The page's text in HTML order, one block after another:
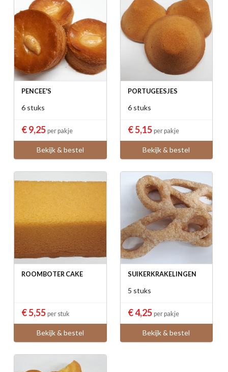
PENCEE'S
6 stuks
€ 9,25 per pakje
Bekijk & bestel
PORTUGEESJES
6 stuks
€ 5,15 per pakje
Bekijk & bestel
ROOMBOTER CAKE
€ 5,55 per stuk
Bekijk & bestel
SUIKERKRAKELINGEN
5 stuks
€ 4,25 per pakje
Bekijk & bestel